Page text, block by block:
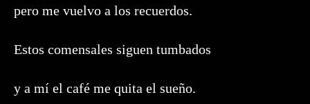
pero me vuelvo a los recuerdos.
Estos comensales siguen tumbados
y a mí el café me quita el sueño.